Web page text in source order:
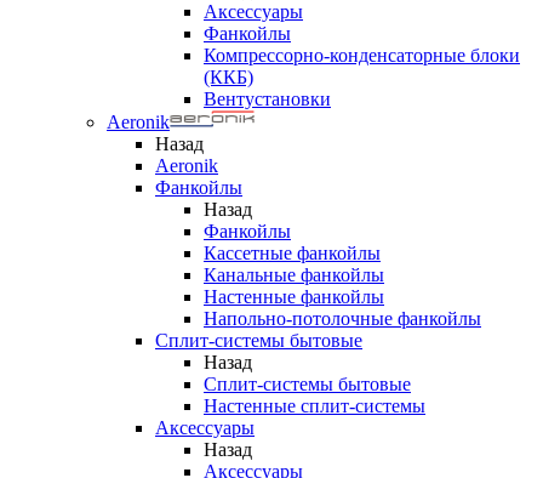
Аксессуары
Фанкойлы
Компрессорно-конденсаторные блоки
(ККБ)
Вентустановки
Aeronik
Назад
Aeronik
Фанкойлы
Назад
Фанкойлы
Кассетные фанкойлы
Канальные фанкойлы
Настенные фанкойлы
Напольно-потолочные фанкойлы
Сплит-системы бытовые
Назад
Сплит-системы бытовые
Настенные сплит-системы
Аксессуары
Назад
Аксессуары